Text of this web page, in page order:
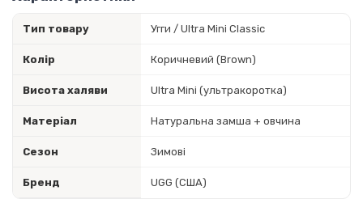
Тип товару Угги / Ultra Mini Classic
Колір Коричневий (Brown)
Висота халяви Ultra Mini (ультракоротка)
Матеріал Натуральна замша + овчина
Сезон Зимові
Бренд UGG (США)